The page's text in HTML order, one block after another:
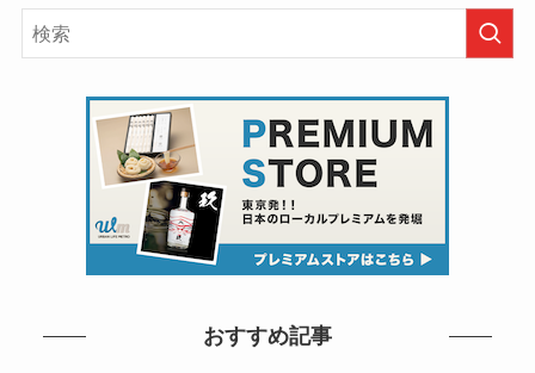
おすすめ記事